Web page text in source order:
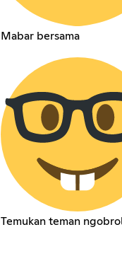
Mabar bersama
Temukan teman